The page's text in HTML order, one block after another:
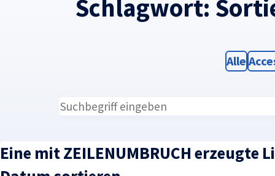
Schlagwort:
Filter
Alle
Eine mit ZEILENUMBRUCH erzeugte